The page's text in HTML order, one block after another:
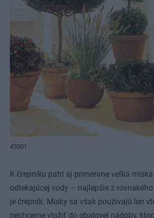
43901
K črepníku patrí aj primerane veľká
odtekajúcej vody – najlepšie z
je črepník. Misky sa však používajú len
nechceme vložiť do obalovej nádoby,